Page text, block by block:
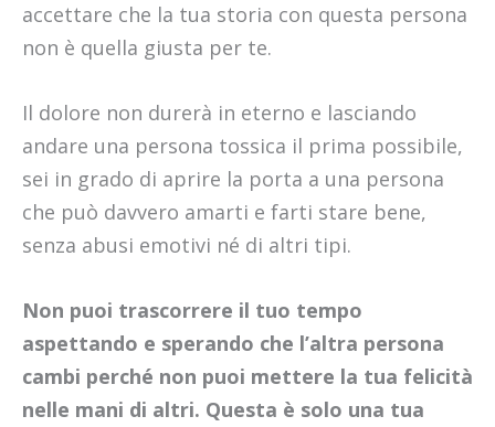
accettare che la tua storia con questa persona
non è quella giusta per te.
Il dolore non durerà in eterno e lasciando
andare una persona tossica il prima possibile,
sei in grado di aprire la porta a una persona
che può davvero amarti e farti stare bene,
senza abusi emotivi né di altri tipi.
Non puoi trascorrere il tuo tempo
aspettando e sperando che l’altra persona
cambi perché non puoi mettere la tua felicità
nelle mani di altri. Questa è solo una tua